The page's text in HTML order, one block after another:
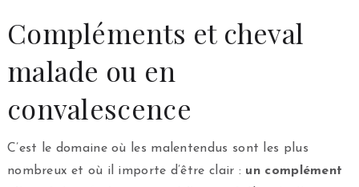
Compléments et cheval
malade ou en
convalescence
C’est le domaine où les malentendus sont les plus
nombreux et où il importe d’être clair : un complément